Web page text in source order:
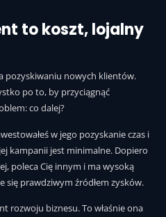
to koszt, lojalny
pozyskiwaniu nowych klientów.
po to, by przyciągnąć
co dalej?
w jego pozyskanie czas i
kampanii jest minimalne. Dopiero
poleca Cię innym i ma wysoką
się prawdziwym źródłem zysków.
rozwoju biznesu. To właśnie ona